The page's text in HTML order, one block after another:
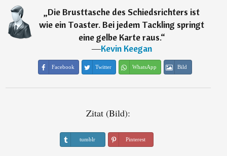
„Die Brusttasche des Schiedsrichters ist
wie ein Toaster. Bei jedem Tackling springt
eine gelbe Karte raus.“
―Kevin Keegan
Facebook Twitter WhatsApp Bild
Zitat (Bild):
tumblr Pinterest